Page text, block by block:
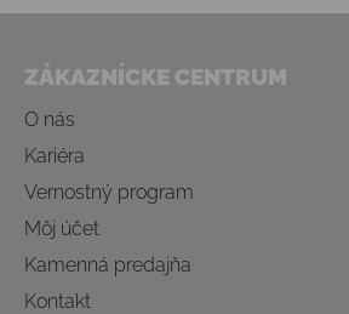
ZÁKAZNÍCKE CENTRUM
O nás
Kariéra
Vernostný program
Môj účet
Kamenná predajňa
Kontakt